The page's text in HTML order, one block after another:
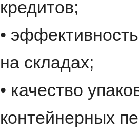
кредитов;
•
на складах;
• качество
контейнерных